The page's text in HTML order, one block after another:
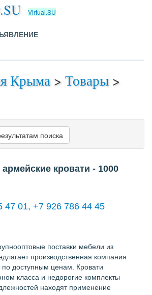
Virtual.SU
Крыма > Товары >
поиска
кровати - 1000
47 01, +7 926 786 44 45
поставки мебели из
производственная компания
доступным ценам. Кровати
класса и недорогие комплекты
находят применение